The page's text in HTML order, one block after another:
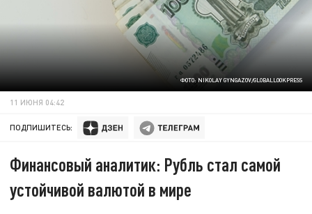
ФОТО: NIKOLAY GYNGAZOV/GLOBALLOOKPRESS
11 ИЮНЯ 04:42
ПОДПИШИТЕСЬ:
Финансовый аналитик: Рубль стал самой
устойчивой валютой в мире